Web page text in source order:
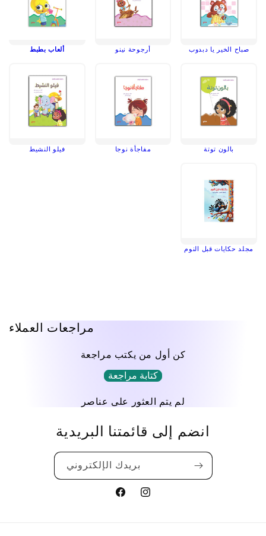
صباح الخير يا دبدوب أرجوحة نينو ألعاب بطبط
بالون توتة مفاجأة نوجا فيلو النشيط
مجلد حكايات قبل النوم
مراجعات العملاء
كن أول من يكتب مراجعة
كتابة مراجعة
لم يتم العثور على عناصر
انضم إلى قائمتنا البريدية
بريدك الإلكتروني
TranslationTranslation